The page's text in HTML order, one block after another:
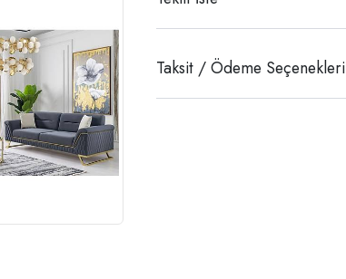
Taksit / Ödeme Seçenekleri